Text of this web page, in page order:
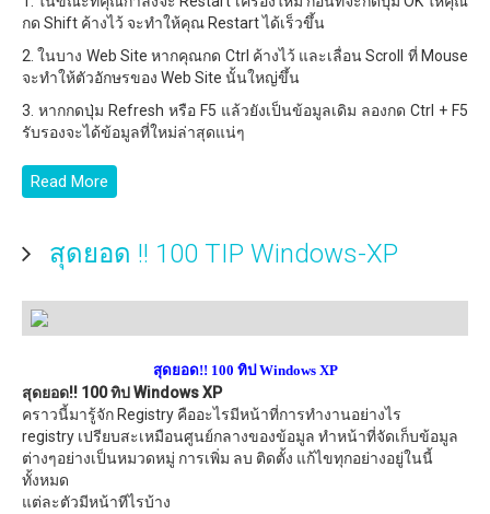
กด Shift ค้างไว้ จะทำให้คุณ Restart ได้เร็วขึ้น
2. ในบาง Web Site หากคุณกด Ctrl ค้างไว้ และเลื่อน Scroll ที่ Mouse
จะทำให้ตัวอักษรของ Web Site นั้นใหญ่ขึ้น
3. หากกดปุ่ม Refresh หรือ F5 แล้วยังเป็นข้อมูลเดิม ลองกด Ctrl + F5
รับรองจะได้ข้อมูลที่ใหม่ล่าสุดแน่ๆ
Read More
สุดยอด !! 100 TIP Windows-XP
สุดยอด!! 100 ทิป Windows XP
สุดยอด!! 100 ทิป Windows XP
คราวนี้มารู้จัก Registry คืออะไรมีหน้าที่การทำงานอย่างไร
registry เปรียบสะเหมือนศูนย์กลางของข้อมูล ทำหน้าที่จัดเก็บข้อมูล
ต่างๆอย่างเป็นหมวดหมู่ การเพิ่ม ลบ ติดตั้ง แก้ไขทุกอย่างอยู่ในนี้
ทั้งหมด
แต่ละตัวมีหน้าทีไรบ้าง